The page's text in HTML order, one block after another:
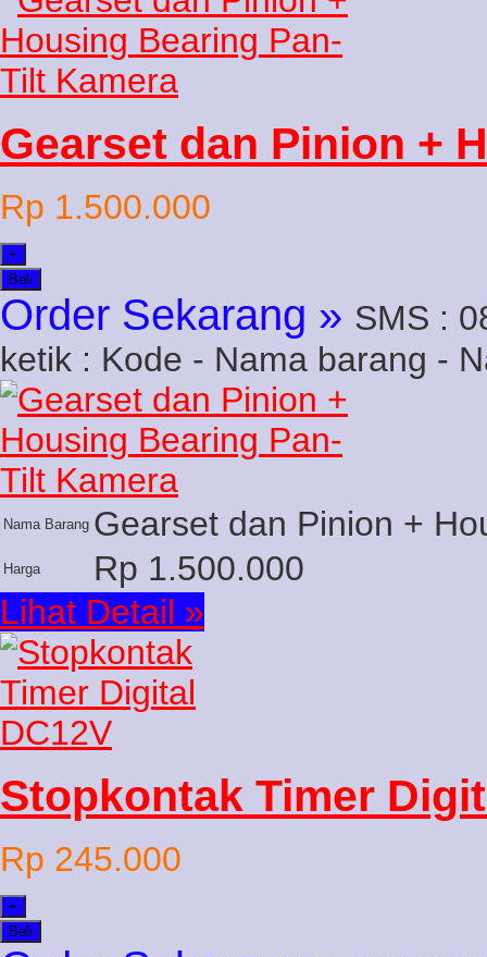
Gearset dan Pinion +
Rp 1.500.000
+
Beli
Order Sekarang » SMS :
ketik : Kode - Nama barang -
Nama Barang Gearset dan Pinion +
Harga
Rp 1.500.000
Lihat Detail »
Stopkontak Timer
Rp 245.000
+
Beli